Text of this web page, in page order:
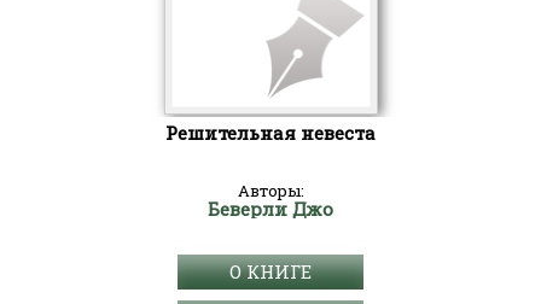
Решительная невеста
Авторы:
Беверли Джо
О КНИГЕ